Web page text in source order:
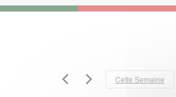
Cette Semaine